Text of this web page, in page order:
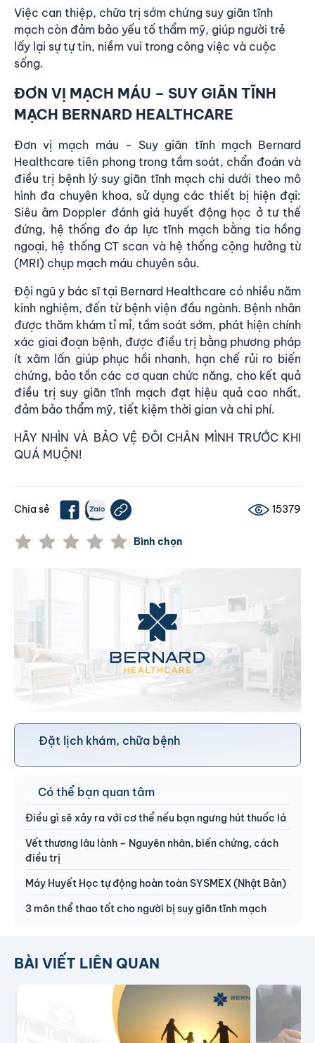
Việc can thiệp, chữa trị sớm chứng suy giãn tĩnh
mạch còn đảm bảo yếu tố thẩm mỹ, giúp người trẻ
lấy lại sự tự tin, niềm vui trong công việc và cuộc
sống.
ĐƠN VỊ MẠCH MÁU – SUY GIÃN TĨNH
MẠCH BERNARD HEALTHCARE
Đơn vị mạch máu - Suy giãn tĩnh mạch Bernard
Healthcare tiên phong trong tầm soát, chẩn đoán và
điều trị bệnh lý suy giãn tĩnh mạch chi dưới theo mô
hình đa chuyên khoa, sử dụng các thiết bị hiện đại:
Siêu âm Doppler đánh giá huyết động học ở tư thế
đứng, hệ thống đo áp lực tĩnh mạch bằng tia hồng
ngoại, hệ thống CT scan và hệ thống cộng hưởng từ
(MRI) chụp mạch máu chuyên sâu.
Đội ngũ y bác sĩ tại Bernard Healthcare có nhiều năm
kinh nghiệm, đến từ bệnh viện đầu ngành. Bệnh nhân
được thăm khám tỉ mỉ, tầm soát sớm, phát hiện chính
xác giai đoạn bệnh, được điều trị bằng phương pháp
ít xâm lấn giúp phục hồi nhanh, hạn chế rủi ro biến
chứng, bảo tồn các cơ quan chức năng, cho kết quả
điều trị suy giãn tĩnh mạch đạt hiệu quả cao nhất,
đảm bảo thẩm mỹ, tiết kiệm thời gian và chi phí.
HÃY NHÌN VÀ BẢO VỆ ĐÔI CHÂN MÌNH TRƯỚC KHI
QUÁ MUỘN!
Chia sẻ 15379
Bình chọn
Đặt lịch khám, chữa bệnh
Có thể bạn quan tâm
Điều gì sẽ xảy ra với cơ thể nếu bạn ngưng hút thuốc lá
Vết thương lâu lành – Nguyên nhân, biến chứng, cách
điều trị
Máy Huyết Học tự động hoàn toàn SYSMEX (Nhật Bản)
3 môn thể thao tốt cho người bị suy giãn tĩnh mạch
BÀI VIẾT LIÊN QUAN